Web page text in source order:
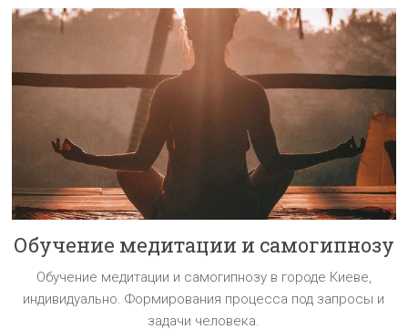
Обучение медитации и самогипнозу
Обучение медитации и самогипнозу в городе Киеве,
индивидуально. Формирования процесса под запросы и
задачи человека.